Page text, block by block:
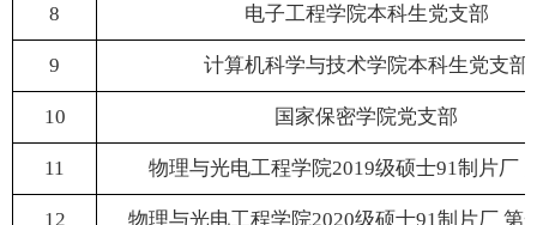
8 电子工程学院本科生党支部
9 计算机科学与技术学院本科生党支部
10 国家保密学院党支部
11 物理与光电工程学院2019级硕士91制片厂
12 物理与光电工程学院2020级硕士91制片厂 第